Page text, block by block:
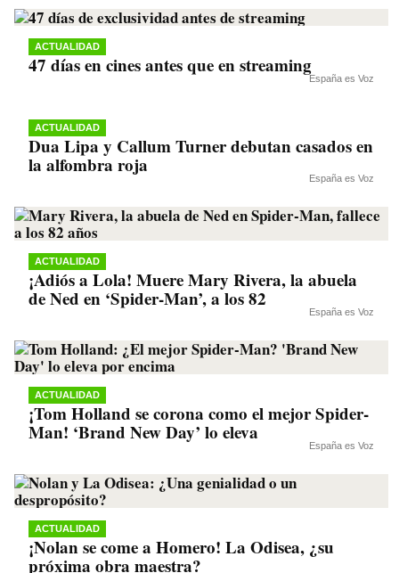
ACTUALIDAD
47 días en cines antes que en streaming
España es Voz
ACTUALIDAD
Dua Lipa y Callum Turner debutan casados en
la alfombra roja
España es Voz
ACTUALIDAD
¡Adiós a Lola! Muere Mary Rivera, la abuela
de Ned en ‘Spider-Man’, a los 82
España es Voz
ACTUALIDAD
¡Tom Holland se corona como el mejor Spider-
Man! ‘Brand New Day’ lo eleva
España es Voz
ACTUALIDAD
¡Nolan se come a Homero! La Odisea, ¿su
próxima obra maestra?